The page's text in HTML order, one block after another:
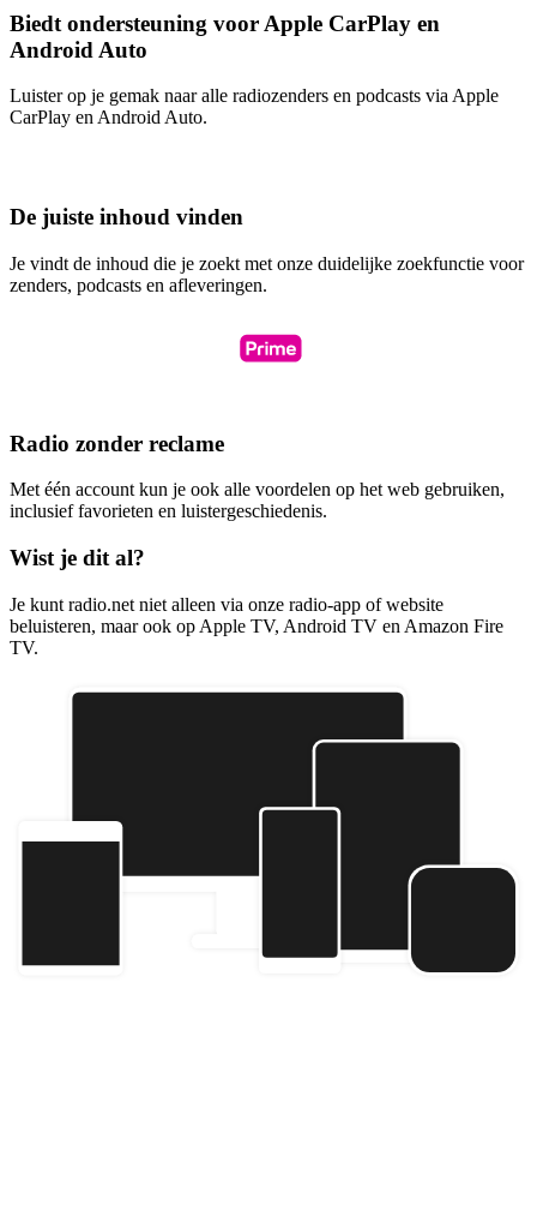
Biedt ondersteuning voor Apple CarPlay en
Android Auto
Luister op je gemak naar alle radiozenders en podcasts via Apple
CarPlay en Android Auto.
De juiste inhoud vinden
Je vindt de inhoud die je zoekt met onze duidelijke zoekfunctie voor
zenders, podcasts en afleveringen.
Radio zonder reclame
Met één account kun je ook alle voordelen op het web gebruiken,
inclusief favorieten en luistergeschiedenis.
Wist je dit al?
Je kunt radio.net niet alleen via onze radio-app of website
beluisteren, maar ook op Apple TV, Android TV en Amazon Fire
TV.